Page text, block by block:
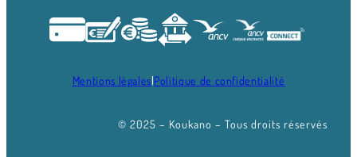
© 2025 – Koukano – Tous droits réservés
Mentions légales|Politique de confidentialité